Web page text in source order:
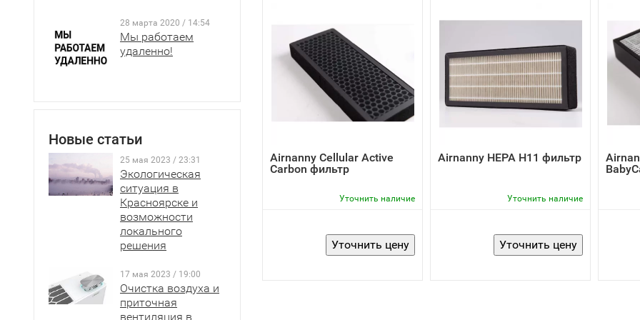
28 марта 2020 / 14:54
Мы работаем
удаленно!
Новые статьи
25 мая 2023 / 23:31
Экологическая
ситуация в
Красноярске и
возможности
локального
решения
17 мая 2023 / 19:00
Очистка воздуха и
приточная
вентиляция в
Airnanny Cellular Active
Carbon фильтр
Уточнить наличие
Airnanny HEPA H11 фильтр
Уточнить наличие